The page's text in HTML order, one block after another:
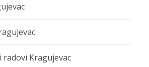
radovi Kragujevac